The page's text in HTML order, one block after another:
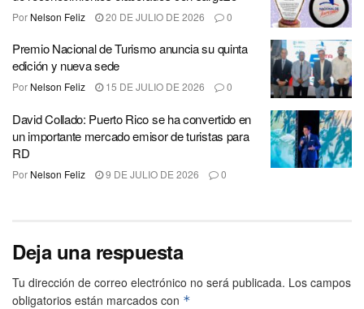
Por Nelson Feliz 20 DE JULIO DE 2026 0
Premio Nacional de Turismo anuncia su quinta
edición y nueva sede
Por Nelson Feliz 15 DE JULIO DE 2026 0
David Collado: Puerto Rico se ha convertido en
un importante mercado emisor de turistas para
RD
Por Nelson Feliz 9 DE JULIO DE 2026 0
Deja una respuesta
Tu dirección de correo electrónico no será publicada. Los campos
obligatorios están marcados con *